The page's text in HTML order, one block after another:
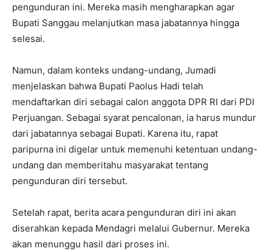
pengunduran ini. Mereka masih mengharapkan agar
Bupati Sanggau melanjutkan masa jabatannya hingga
selesai.
Namun, dalam konteks undang-undang, Jumadi
menjelaskan bahwa Bupati Paolus Hadi telah
mendaftarkan diri sebagai calon anggota DPR RI dari PDI
Perjuangan. Sebagai syarat pencalonan, ia harus mundur
dari jabatannya sebagai Bupati. Karena itu, rapat
paripurna ini digelar untuk memenuhi ketentuan undang-
undang dan memberitahu masyarakat tentang
pengunduran diri tersebut.
Setelah rapat, berita acara pengunduran diri ini akan
diserahkan kepada Mendagri melalui Gubernur. Mereka
akan menunggu hasil dari proses ini.